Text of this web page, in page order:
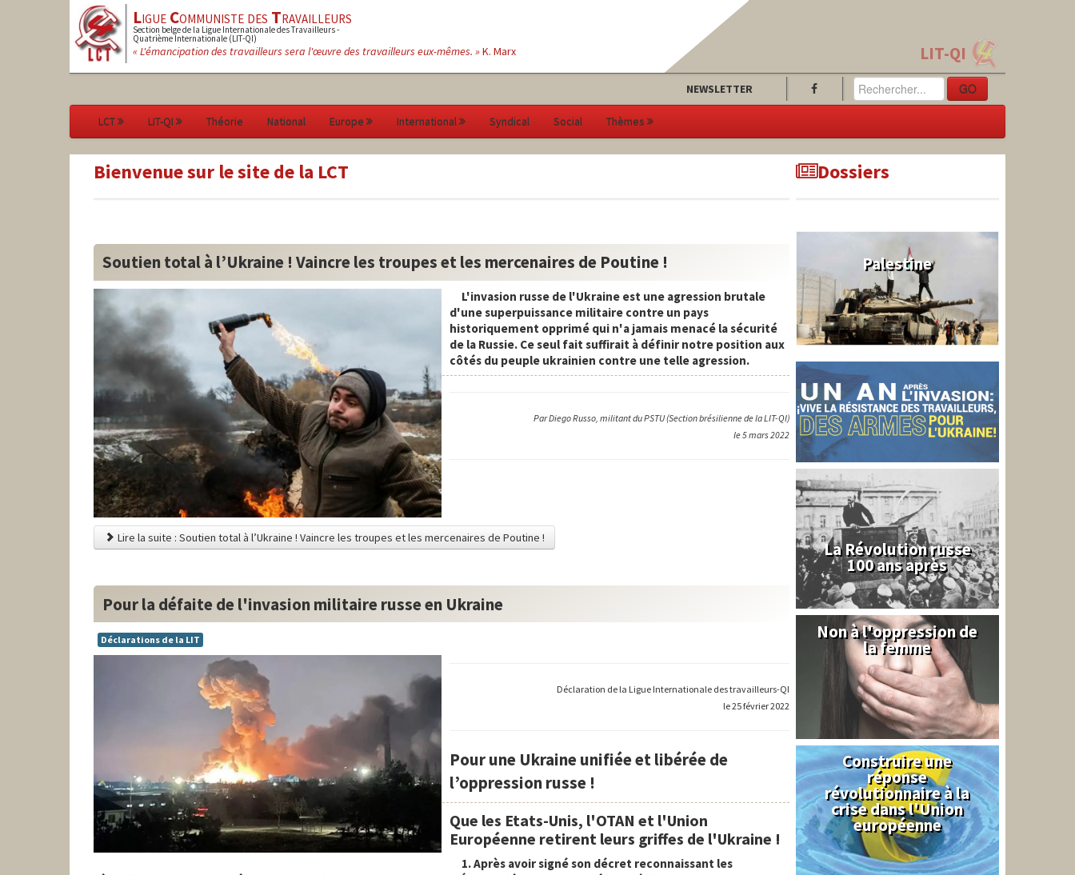
LigueCommuniste des Travailleurs
Section belge de la Ligue Internationale des Travailleurs -
Quatrième Internationale (LIT-QI)
« L'émancipation des travailleurs sera l'œuvre des travailleurs eux-mêmes. »K. Marx LIT-QI
NEWSLETTER GO
LCT LIT-QI Théorie National Europe International Syndical Social Thèmes
Bienvenue sur le site de la LCT
Soutien total à l’Ukraine ! Vaincre les troupes et les mercenaires de Poutine !
L'invasion russe de l'Ukraine est une agression brutale
d'une superpuissance militaire contre un pays
historiquement opprimé qui n'a jamais menacé la sécurité
de la Russie. Ce seul fait suffirait à définir notre position aux
côtés du peuple ukrainien contre une telle agression.
Par Diego Russo, militant du PSTU (Section brésilienne de la LIT-QI)
le 5 mars 2022
Lire la suite : Soutien total à l’Ukraine ! Vaincre les troupes et les mercenaires de Poutine !
Pour la défaite de l'invasion militaire russe en Ukraine
Déclarations de la LIT
Déclaration de la Ligue Internationale des travailleurs-QI
le 25 février 2022
Pour une Ukraine unifiée et libérée de
l’oppression russe !
Que les Etats-Unis, l'OTAN et l'Union
Européenne retirent leurs griffes de l'Ukraine !
1. Après avoir signé son décret reconnaissant les
Dossiers
Palestine
La Révolution russe
100 ans après
Syrie
Non à l'oppression de
la femme
Syndical
Construire une
réponse
révolutionnaire à la
crise dans l'Union
européenne